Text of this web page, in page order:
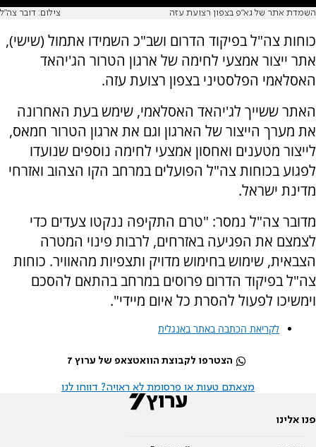
השמדת אתר של גא"פ בצפון רצועת עזה צילום: דובר צה"ל
כוחות צה"ל בפיקוד הדרום ושב"כ השמידו אתמול (שישי),
אתר ייצור אמצעי לחימה של ארגון הטרור הג'יהאד
האסלאמי הפלסטיני בצפון רצועת עזה.
האתר ששייך לג'יהאד האסלאמי, שימש בעת האחרונה
את מערך הייצור של הארגון וגם את ארגון הטרור חמאס,
לייצור מטענים ואחסון אמצעי לחימה נוספים שנועדו
לפגוע בכוחות צה"ל הפועלים במרחב הקו הצהוב ואזרחי
מדינת ישראל.
מדובר צה"ל נמסר: "טרם התקיפה ננקטו צעדים כדי
לצמצם את הפגיעה באזרחים, לרבות פינוי המטרה
הצבאית, שימוש בחימוש מדויק ותצפיות מהאוויר. כוחות
צה"ל בפיקוד הדרום פרוסים במרחב בהתאם להסכם
וימשיכו לפעול להסרת כל איום מיידי".
לקריאת הכתבה באתר באנגלית
הצטרפו לקבוצת הוואטצאפ של ערוץ 7
מצאתם טעות או פרסומת לא ראויה? דווחו לנו
פנו אלינו